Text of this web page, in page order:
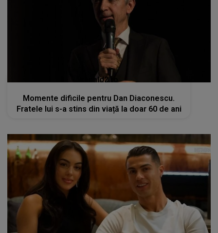
kanald2.ro
Momente dificile pentru Dan Diaconescu.
Fratele lui s-a stins din viață la doar 60 de ani